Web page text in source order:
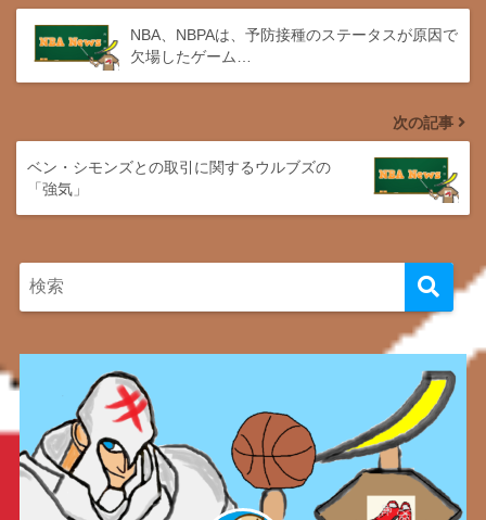
NBA、NBPAは、予防接種のステータスが原因で
欠場したゲーム…
次の記事
ベン・シモンズとの取引に関するウルブズの
「強気」